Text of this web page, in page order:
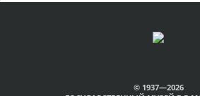
© 1937—2026